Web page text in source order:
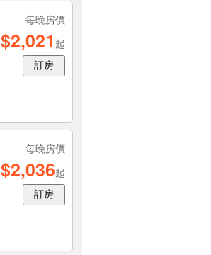
每晚房價
$2,021 起
訂房
每晚房價
$2,036起
訂房